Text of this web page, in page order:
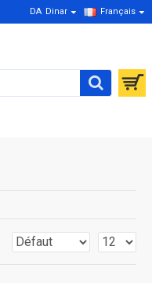
DA Dinar Français